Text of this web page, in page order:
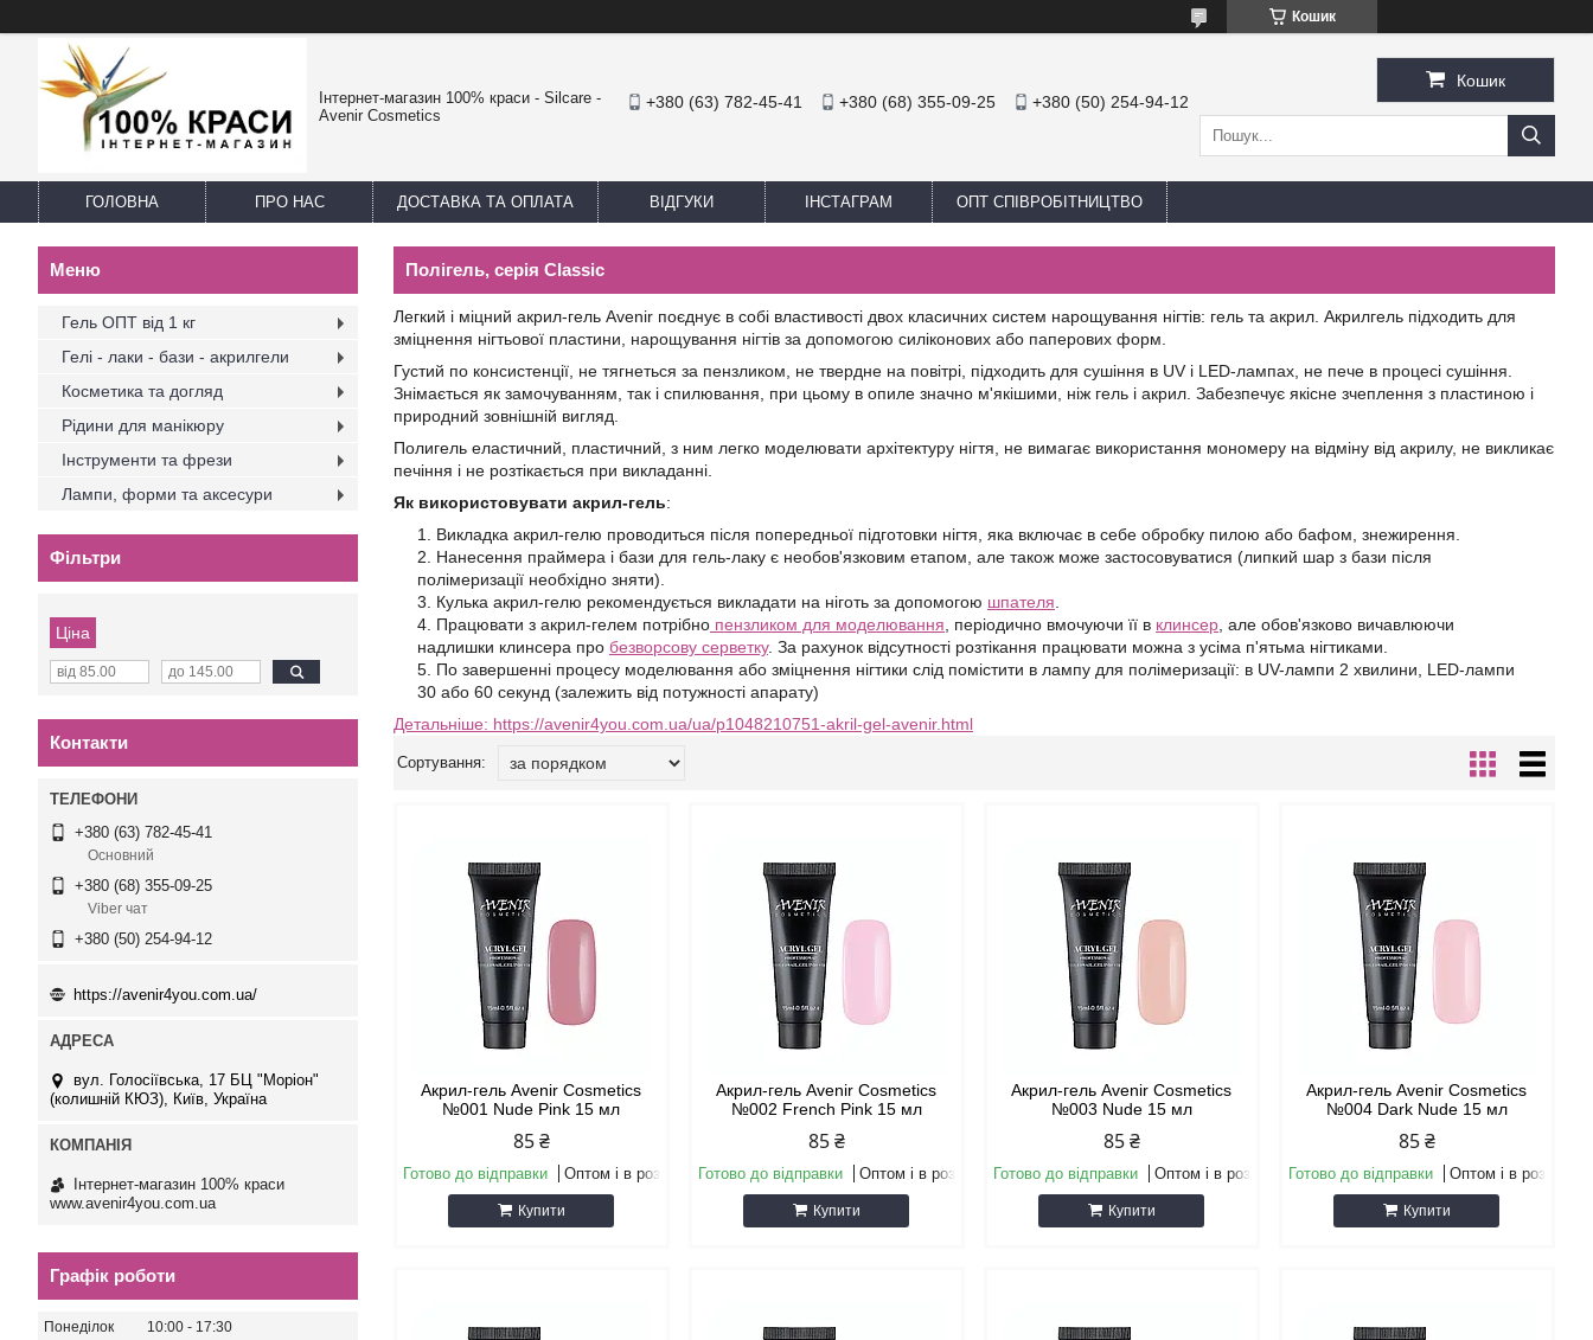
Кошик
Інтернет-магазин 100% краси - Silcare -
Avenir Cosmetics
+380 (63) 782-45-41 +380 (68) 355-09-25 +380 (50) 254-94-12
Кошик
ГОЛОВНА ПРО НАС ДОСТАВКА ТА ОПЛАТА ВІДГУКИ ІНСТАГРАМ ОПТ СПІВРОБІТНИЦТВО
Полігель, серія Сlassic
Легкий і міцний акрил-гель Avenir поєднує в собі властивості двох класичних систем нарощування нігтів: гель та акрил. Акрилгель підходить для
зміцнення нігтьової пластини, нарощування нігтів за допомогою силіконових або паперових форм.
Густий по консистенції, не тягнеться за пензликом, не твердне на повітрі, підходить для сушіння в UV і LED-лампах, не пече в процесі сушіння.
Знімається як замочуванням, так і спилювання, при цьому в опиле значно м'якішими, ніж гель і акрил. Забезпечує якісне зчеплення з пластиною і
природний зовнішній вигляд.
Полигель еластичний, пластичний, з ним легко моделювати архітектуру нігтя, не вимагає використання мономеру на відміну від акрилу, не викликає
печіння і не розтікається при викладанні.
Як використовувати акрил-гель:
Викладка акрил-гелю проводиться після попередньої підготовки нігтя, яка включає в себе обробку пилою або бафом, знежирення.
Нанесення праймера і бази для гель-лаку є необов'язковим етапом, але також може застосовуватися (липкий шар з бази після
полімеризації необхідно зняти).
Кулька акрил-гелю рекомендується викладати на ніготь за допомогою шпателя
Працювати з акрил-гелем потрібно пензликом для моделювання , періодично вмочуючи її в клинсер , але обов'язково вичавлюючи
надлишки клинсера про безворсову серветку. За рахунок відсутності розтікання працювати можна з усіма п'ятьма нігтиками.
По завершенні процесу моделювання або зміцнення нігтики слід помістити в лампу для полімеризації: в UV-лампи 2 хвилини, LED-лампи
30 або 60 секунд (залежить від потужності апарату)
Детальніше: https://avenir4you.com.ua/ua/p1048210751-akril-gel-avenir.html
Акрил-гель Avenir Cosmetics
№001 Nude Pink 15 мл
85 ₴
Готово до відправки Оптом і в роздріб
Купити
Акрил-гель Avenir Cosmetics
№002 French Pink 15 мл
85 ₴
Готово до відправки Оптом і в роздріб
Купити
Акрил-гель Avenir Cosmetics
№003 Nude 15 мл
85 ₴
Готово до відправки Оптом і в роздріб
Купити
Акрил-гель Avenir Cosmetics
№004 Dark Nude 15 мл
85 ₴
Готово до відправки Оптом і в роздріб
Купити
Гель ОПТ від 1 кг
Гелі - лаки - бази - акрилгели
Косметика та догляд
Рідини для манікюру
Інструменти та фрези
Лампи, форми та аксесури
Фільтри
Ціна
Контакти
+380 (63) 782-45-41
Основний
+380 (68) 355-09-25
Viber чат
+380 (50) 254-94-12
https://avenir4you.com.ua/
вул. Голосіївська, 17 БЦ "Моріон"
(колишній КЮЗ), Київ, Україна
Інтернет-магазин 100% краси
www.avenir4you.com.ua
Графік роботи
Понеділок 10:00
17:30